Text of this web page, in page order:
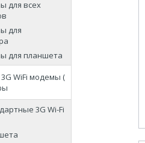
для всех
для
для планшета
WiFi модемы (
3G Wi-Fi